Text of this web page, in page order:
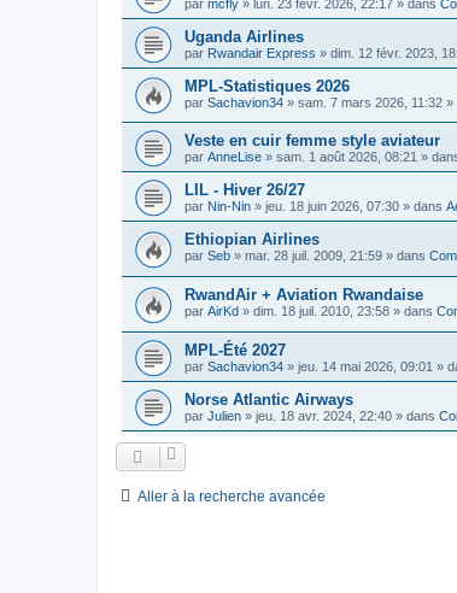
par mcfly » lun. 23 févr. 2026, 22:17 » dans
Uganda Airlines
par Rwandair Express » dim. 12 févr. 2023,
MPL-Statistiques 2026
par Sachavion34 » sam. 7 mars 2026, 11:32 »
Veste en cuir femme style aviateur
par AnneLise » sam. 1 août 2026, 08:21 »
LIL - Hiver 26/27
par Nin-Nin » jeu. 18 juin 2026, 07:30 » dans
Ethiopian Airlines
par Seb » mar. 28 juil. 2009, 21:59 » dans
RwandAir + Aviation Rwandaise
par AirKd » dim. 18 juil. 2010, 23:58 » dans
MPL-Été 2027
par Sachavion34 » jeu. 14 mai 2026, 09:01 »
Norse Atlantic Airways
par Julien » jeu. 18 avr. 2024, 22:40 » dans
Aller à la recherche avancée